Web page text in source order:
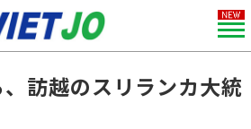
訪越のスリランカ大統